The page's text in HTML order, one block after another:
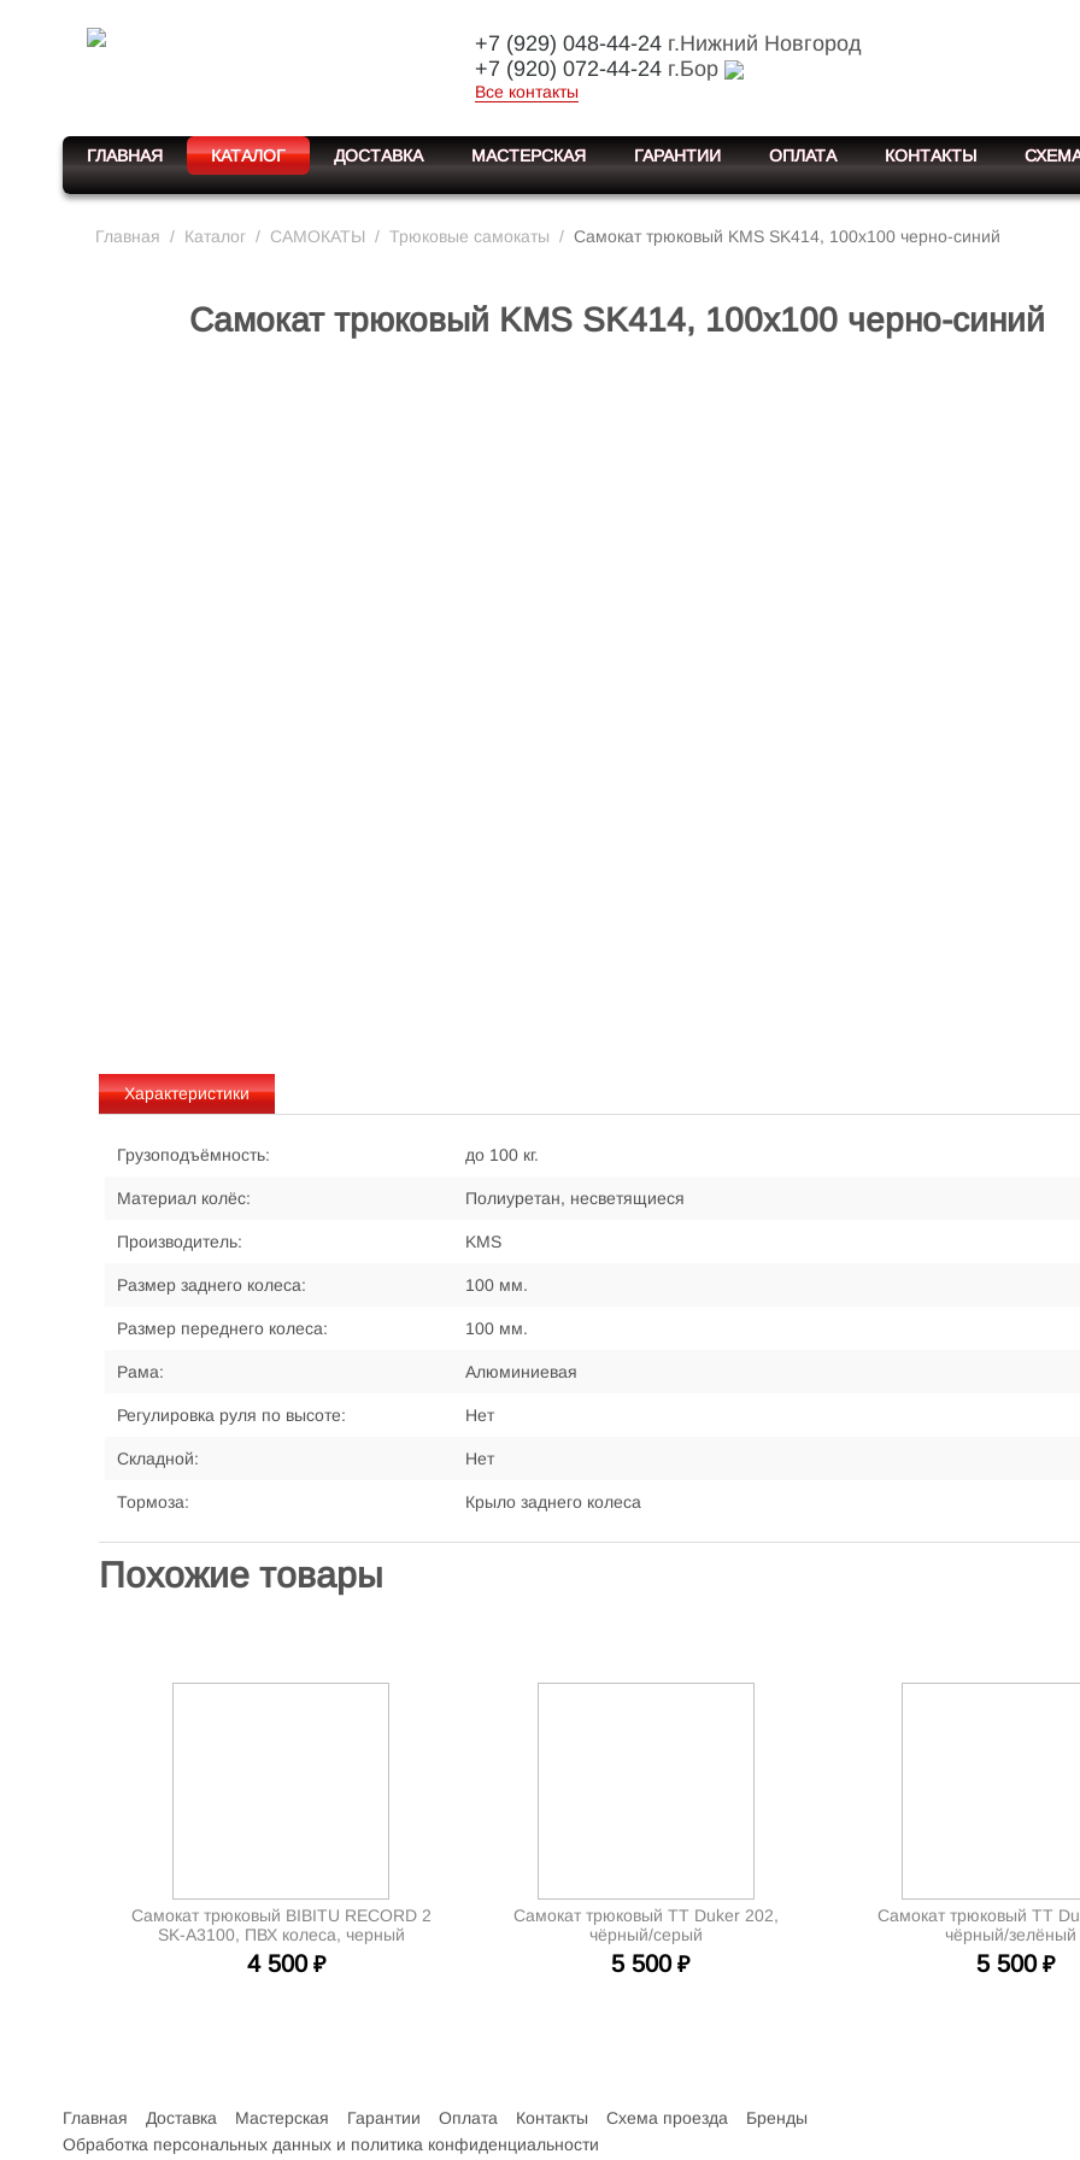
+7 (929) 048-44-24г.Нижний Новгород
+7 (920) 072-44-24г.Бор
Все контакты
ГЛАВНАЯ КАТАЛОГ ДОСТАВКА МАСТЕРСКАЯ ГАРАНТИИ ОПЛАТА КОНТАКТЫ
Главная / Каталог / САМОКАТЫ / Трюковые самокаты / Самокат трюковый KMS SK414, 100х100 черно-синий
Самокат трюковый KMS SK414, 100х100 черно-синий
Характеристики
Грузоподъёмность: до 100 кг.
Материал колёс: Полиуретан, несветящиеся
Производитель: KMS
Размер заднего колеса: 100 мм.
Размер переднего колеса: 100 мм.
Рама: Алюминиевая
Регулировка руля по высоте: Нет
Складной: Нет
Тормоза: Крыло заднего колеса
Похожие товары
Самокат трюковый BIBITU RECORD 2
SK-A3100, ПВХ колеса, черный
4 500 ₽
Самокат трюковый TT Duker 202,
чёрный/серый
5 500 ₽
Самокат трюковый TT
чёрный/зелёный
5 500 ₽
Главная
Доставка Мастерская Гарантии Оплата Контакты Схема проезда
Бренды
Обработка персональных данных и политика конфиденциальности